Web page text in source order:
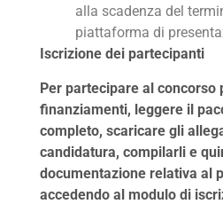
alla scadenza del
piattaforma di
Iscrizione dei partecipanti
Per partecipare al concorso
finanziamenti, leggere il
completo, scaricare gli
candidatura, compilarli e
documentazione relativa al
accedendo al modulo di